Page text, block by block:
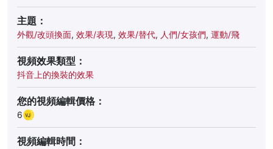
主題：
外觀/改頭換面, 效果/表現, 效果/替代, 人們/女孩們, 運動/飛
視頻效果類型：
抖音上的換裝的效果
您的視頻編輯價格：
6
視頻編輯時間：